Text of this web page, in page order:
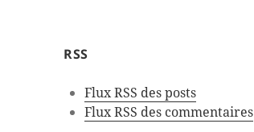
RSS
Flux RSS des posts
Flux RSS des commentaires